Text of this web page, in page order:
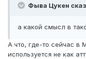
Фыва Цукен
а какой смысл в
А что, где-то сейчас в
используется не как